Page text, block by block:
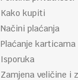
Kako kupiti
Načini plaćanja
Plaćanje karticama
Isporuka
Zamjena veličine i